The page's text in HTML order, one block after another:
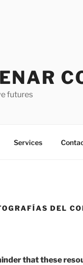
futures
Services
DEL
that these